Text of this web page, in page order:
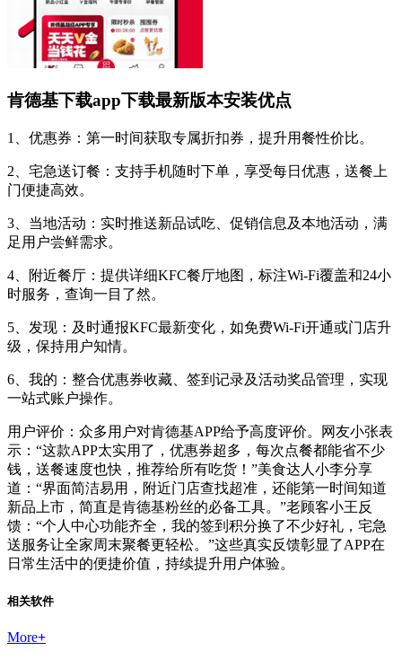
肯德基下载app下载最新版本安装优点
1、优惠券：第一时间获取专属折扣券，提升用餐性价比。
2、宅急送订餐：支持手机随时下单，享受每日优惠，送餐上
门便捷高效。
3、当地活动：实时推送新品试吃、促销信息及本地活动，满
足用户尝鲜需求。
4、附近餐厅：提供详细KFC餐厅地图，标注Wi-Fi覆盖和24小
时服务，查询一目了然。
5、发现：及时通报KFC最新变化，如免费Wi-Fi开通或门店升
级，保持用户知情。
6、我的：整合优惠券收藏、签到记录及活动奖品管理，实现
一站式账户操作。
用户评价：众多用户对肯德基APP给予高度评价。网友小张表
示：“这款APP太实用了，优惠券超多，每次点餐都能省不少
钱，送餐速度也快，推荐给所有吃货！”美食达人小李分享
道：“界面简洁易用，附近门店查找超准，还能第一时间知道
新品上市，简直是肯德基粉丝的必备工具。”老顾客小王反
馈：“个人中心功能齐全，我的签到积分换了不少好礼，宅急
送服务让全家周末聚餐更轻松。”这些真实反馈彰显了APP在
日常生活中的便捷价值，持续提升用户体验。
相关软件
More+